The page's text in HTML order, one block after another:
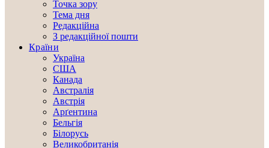
Точка зору
Тема дня
Редакційна
З редакційної пошти
Країни
Україна
США
Канада
Австралія
Австрія
Арґентина
Бельгія
Білорусь
Великобританія